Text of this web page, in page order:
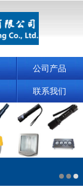
公司产品
联系我们